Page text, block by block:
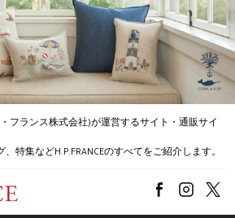
・フランス株式会社)が運営するサイト・通販サイ
特集などH.P.FRANCEのすべてをご紹介します。